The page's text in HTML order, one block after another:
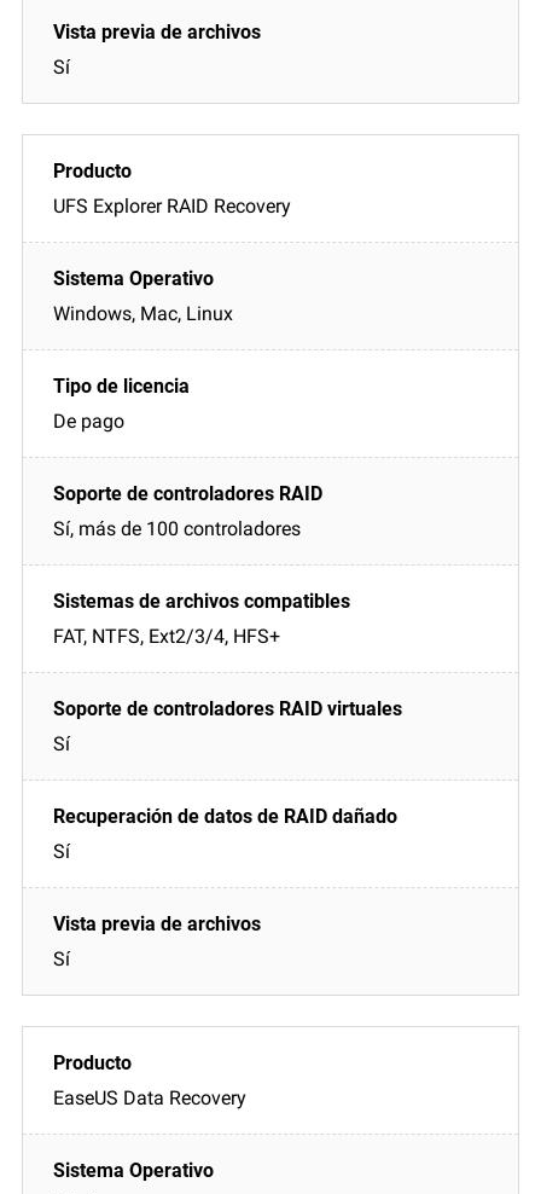
Sí
UFS Explorer RAID Recovery
Windows, Mac, Linux
De pago
Sí, más de 100 controladores
FAT, NTFS, Ext2/3/4, HFS+
Sí
Sí
Sí
EaseUS Data Recovery